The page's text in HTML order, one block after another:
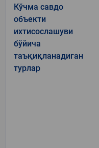
Кўчма савдо
объекти
ихтисослашуви
бўйича
таъқиқланадиган
турлар